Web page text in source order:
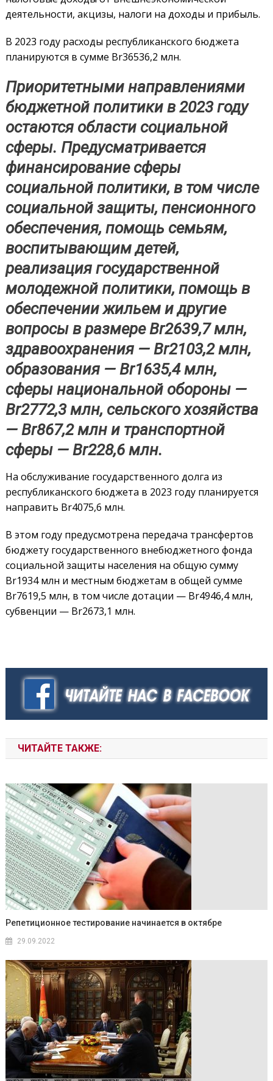
деятельности, акцизы, налоги на доходы и прибыль.
В 2023 году расходы республиканского бюджета
планируются в сумме Br36536,2 млн.
Приоритетными направлениями
бюджетной политики в 2023 году
остаются области социальной
сферы. Предусматривается
финансирование сферы
социальной политики, в том числе
социальной защиты, пенсионного
обеспечения, помощь семьям,
воспитывающим детей,
реализация государственной
молодежной политики, помощь в
обеспечении жильем и другие
вопросы в размере Br2639,7 млн,
здравоохранения — Br2103,2 млн,
образования — Br1635,4 млн,
сферы национальной обороны —
Br2772,3 млн, сельского хозяйства
— Br867,2 млн и транспортной
сферы — Br228,6 млн.
На обслуживание государственного долга из
республиканского бюджета в 2023 году планируется
направить Br4075,6 млн.
В этом году предусмотрена передача трансфертов
бюджету государственного внебюджетного фонда
социальной защиты населения на общую сумму
Br1934 млн и местным бюджетам в общей сумме
Br7619,5 млн, в том числе дотации — Br4946,4 млн,
субвенции — Br2673,1 млн.
ЧИТАЙТЕ ТАКЖЕ:
Репетиционное тестирование начинается в октябре
29.09.2022